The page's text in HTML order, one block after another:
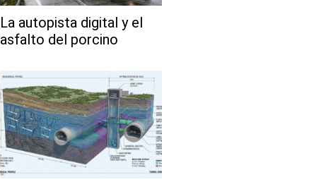
La autopista digital y el
asfalto del porcino